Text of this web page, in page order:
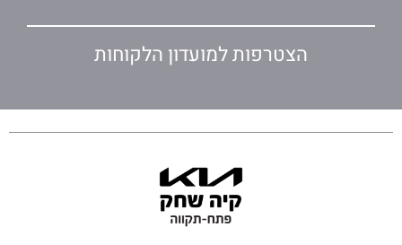
הצטרפות למועדון הלקוחות